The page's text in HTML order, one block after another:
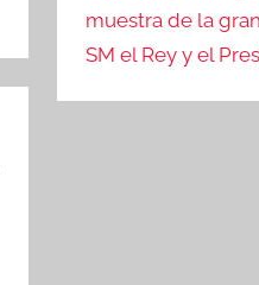
muestra de la
SM el Rey y el